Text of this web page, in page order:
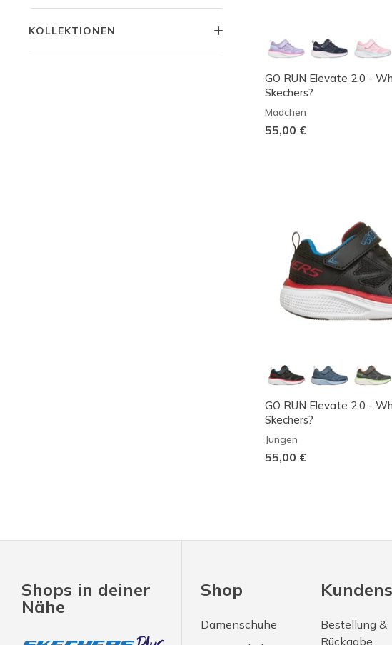
KOLLEKTIONEN
GO RUN Elevate 2.0 -
Skechers?
Mädchen
55,00 €
GO RUN Elevate 2.0 -
Skechers?
Jungen
55,00 €
Shops in deiner
Nähe
Shop
Damenschuhe
Bestellung &
Rückgabe